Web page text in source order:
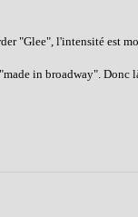
"Glee", l'intensité est
in broadway". Donc